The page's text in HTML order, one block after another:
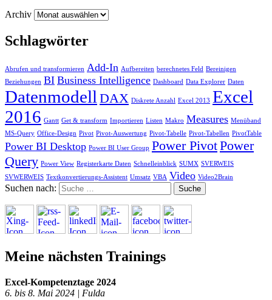
Archiv
Schlagwörter
Abrufen und transformieren Add-In Aufbereiten berechnetes Feld Bereinigen
Beziehungen BI Business Intelligence Dashboard Data Explorer Daten
Datenmodell DAX Diskrete Anzahl Excel 2013 Excel
2016 Gantt Get & transform Importieren Listen Makro Measures Menüband
MS-Query Office-Design Pivot Pivot-Auswertung Pivot-Tabelle Pivot-Tabellen PivotTable
Power BI Desktop Power BI User Group Power PivotPower
Query Power View Registerkarte Daten Schnelleinblick SUMX SVERWEIS
SVWERWEIS Textkonvertierungs-Assistent Umsatz VBA Video Video2Brain
Suchen nach:
Meine nächsten Trainings
Excel-Kompetenztage 2024
6. bis 8. Mai 2024 | Fulda